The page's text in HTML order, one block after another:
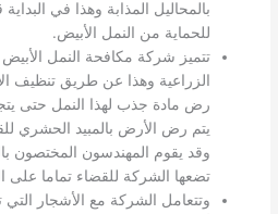
بالمحاليل المذابة وهذا في
للحماية من النمل الأبيض.
تتميز شركة مكافحة النمل
الزراعية وهذا عن طريق تنظيف
رض مادة جذب لهذا النمل حتى
يتم رض الأرض بالمبيد الحشري
وقد يقوم المهندسون المختصون
تضعها الشركة للقضاء تماما على
وتتعامل الشركة مع الأشجار